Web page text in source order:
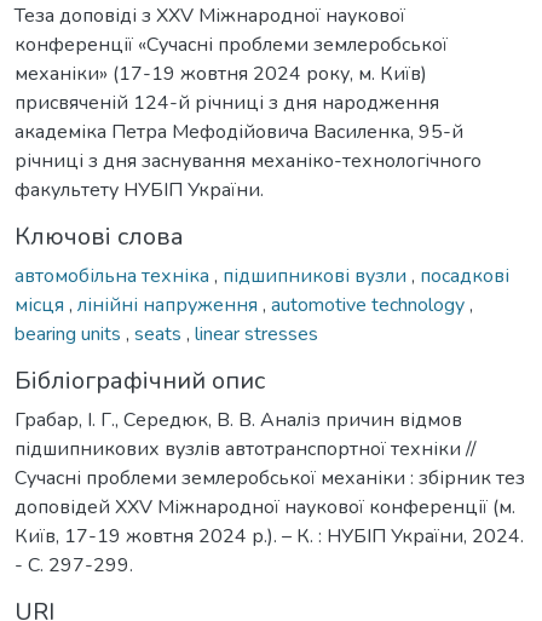
Теза доповіді з XXV Міжнародної наукової
конференції «Сучасні проблеми землеробської
механіки» (17-19 жовтня 2024 року, м. Київ)
присвяченій 124-й річниці з дня народження
академіка Петра Мефодійовича Василенка, 95-й
річниці з дня заснування механіко-технологічного
факультету НУБІП України.
Ключові слова
автомобільна техніка , підшипникові вузли , посадкові
місця , лінійні напруження , automotive technology,
bearing units , seats , linear stresses
Бібліографічний опис
Грабар, І. Г., Середюк, В. В. Аналіз причин відмов
підшипникових вузлів автотранспортної техніки //
Сучасні проблеми землеробської механіки : збірник тез
доповідей XXV Міжнародної наукової конференції (м.
Київ, 17-19 жовтня 2024 р.). – К. : НУБІП України, 2024.
- С. 297-299.
URI